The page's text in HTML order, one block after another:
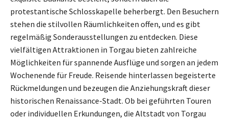
protestantische Schlosskapelle beherbergt. Den Besuchern
stehen die stilvollen Räumlichkeiten offen, und es gibt
regelmäßig Sonderausstellungen zu entdecken. Diese
vielfältigen Attraktionen in Torgau bieten zahlreiche
Möglichkeiten für spannende Ausflüge und sorgen an jedem
Wochenende für Freude. Reisende hinterlassen begeisterte
Rückmeldungen und bezeugen die Anziehungskraft dieser
historischen Renaissance-Stadt. Ob bei geführten Touren
oder individuellen Erkundungen, die Altstadt von Torgau